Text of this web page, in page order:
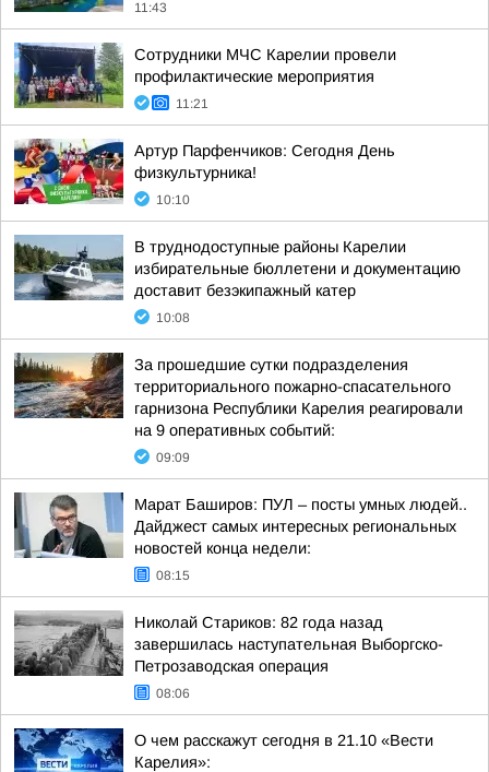
11:43
Сотрудники МЧС Карелии провели
профилактические мероприятия
11:21
Артур Парфенчиков: Сегодня День
физкультурника!
10:10
В труднодоступные районы Карелии
избирательные бюллетени и документацию
доставит безэкипажный катер
10:08
За прошедшие сутки подразделения
территориального пожарно-спасательного
гарнизона Республики Карелия реагировали
на 9 оперативных событий:
09:09
Марат Баширов: ПУЛ – посты умных людей..
Дайджест самых интересных региональных
новостей конца недели:
08:15
Николай Стариков: 82 года назад
завершилась наступательная Выборгско-
Петрозаводская операция
08:06
О чем расскажут сегодня в 21.10 «Вести
Карелия»: